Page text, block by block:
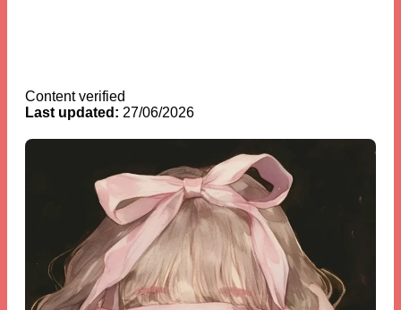
Content verified
Last updated: 27/06/2026